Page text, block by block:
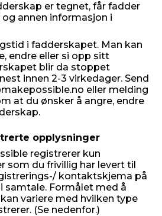
er tegnet, får fadder
annen informasjon i
i fadderskapet. Man kan
endre eller si opp sitt
blir da stoppet
innen 2-3 virkedager. Send
eller melding
at du ønsker å angre, endre
opplysninger
registrerer kun
som du frivillig har levert til
kontaktskjema på
samtale. Formålet med å
variere med hvilken type
(Se nedenfor.)